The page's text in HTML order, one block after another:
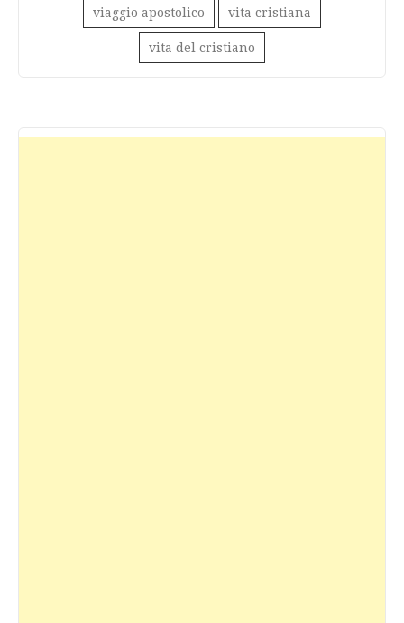
viaggio apostolico vita cristiana
vita del cristiano